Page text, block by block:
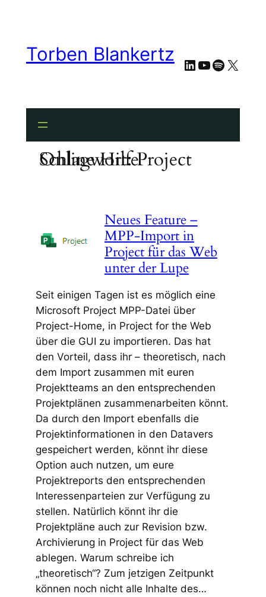
springenTorben Blankertz LinkedIn
YouTube
Spotify
X
Schlagwort:
Project Online Hilfe
Neues Feature –
MPP-Import in
Project für das Web
unter der Lupe
Seit einigen Tagen ist es möglich eine
Microsoft Project MPP-Datei über
Project-Home, in Project for the Web
über die GUI zu importieren. Das hat
den Vorteil, dass ihr – theoretisch, nach
dem Import zusammen mit euren
Projektteams an den entsprechenden
Projektplänen zusammenarbeiten könnt.
Da durch den Import ebenfalls die
Projektinformationen in den Datavers
gespeichert werden, könnt ihr diese
Option auch nutzen, um eure
Projektreports den entsprechenden
Interessenparteien zur Verfügung zu
stellen. Natürlich könnt ihr die
Projektpläne auch zur Revision bzw.
Archivierung in Project für das Web
ablegen. Warum schreibe ich
„theoretisch“? Zum jetzigen Zeitpunkt
können noch nicht alle Inhalte des…